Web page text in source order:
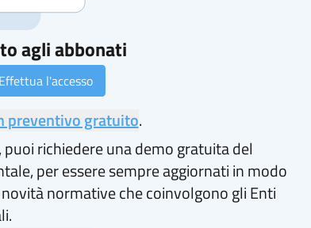
agli abbonati
Effettua l'accesso
preventivo gratuito.
richiedere una demo gratuita del
per essere sempre aggiornati in modo
normative che coinvolgono gli Enti